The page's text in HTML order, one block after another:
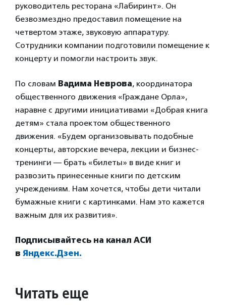
руководитель ресторана «Лабиринт». Он
безвозмездно предоставил помещение на
четвертом этаже, звуковую аппаратуру.
Сотрудники компании подготовили помещение к
концерту и помогли настроить звук.
По словам Вадима Неврова, координатора
общественного движения «Граждане Орла»,
наравне с другими инициативами «Добрая книга
детям» стала проектом общественного
движения. «Будем организовывать подобные
концерты, авторские вечера, лекции и бизнес-
тренинги — брать «билеты» в виде книг и
развозить принесенные книги по детским
учреждениям. Нам хочется, чтобы дети читали
бумажные книги с картинками. Нам это кажется
важным для их развития».
Подписывайтесь на канал АСИ
в Яндекс.Дзен.
Читать еще